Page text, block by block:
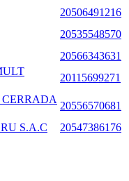
20506491216
20535548570
20566343631
20115699271
20556570681
S.A.C
20547386176